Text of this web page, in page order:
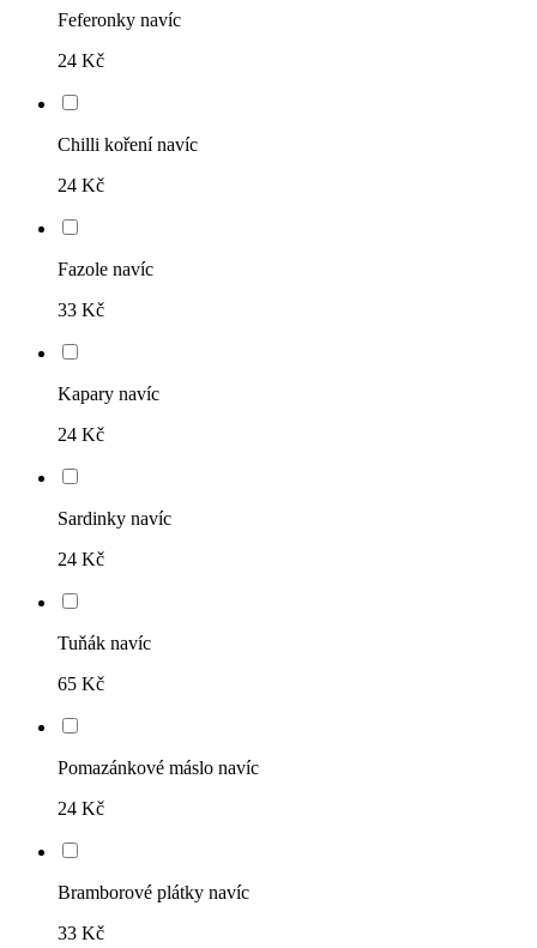
Feferonky navíc
24 Kč
Chilli koření navíc
24 Kč
Fazole navíc
33 Kč
Kapary navíc
24 Kč
Sardinky navíc
24 Kč
Tuňák navíc
65 Kč
Pomazánkové máslo navíc
24 Kč
Bramborové plátky navíc
33 Kč